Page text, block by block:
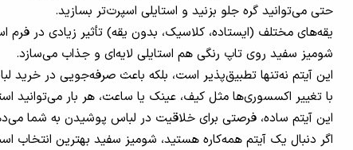
حتی می‌توانید گره جلو بزنید و استایلی اسپرت‌تر بسازید.
یقه‌های مختلف (ایستاده، کلاسیک، بدون یقه) تأثیر زیادی در فرم
شومیز سفید روی تاپ رنگی هم استایلی لایه‌ای و جذاب می‌سازد.
این آیتم نه‌تنها تطبیق‌پذیر است، بلکه باعث صرفه‌جویی در خرید
با تغییر اکسسوری‌ها مثل کیف، عینک یا ساعت، هر بار می‌توانید
این آیتم ساده، فرصتی برای خلاقیت در لباس پوشیدن به شما
اگر دنبال یک آیتم همه‌کاره هستید، شومیز سفید بهترین انتخاب